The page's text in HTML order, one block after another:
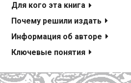
Для кого эта книга
Почему решили издать
Информация об авторе
Ключевые понятия